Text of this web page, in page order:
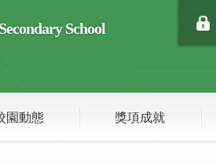
School
園動態 獎項成就